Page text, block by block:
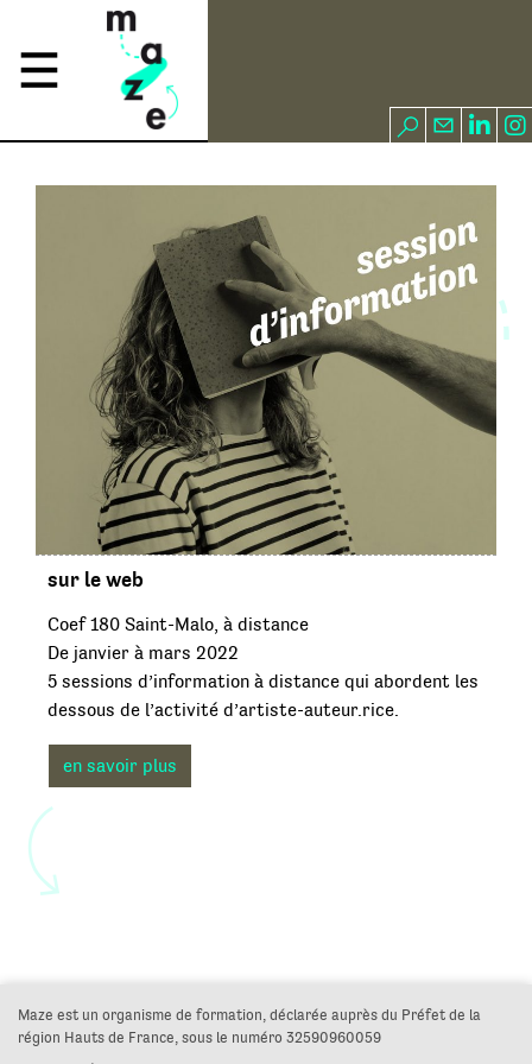
sur le web
Coef 180 Saint-Malo, à distance
De janvier à mars 2022
5 sessions d’information à distance qui abordent les
dessous de l’activité d’artiste-auteur.rice.
en savoir plus
Maze est un organisme de formation, déclarée auprès du Préfet de la
région Hauts de France, sous le numéro 32590960059